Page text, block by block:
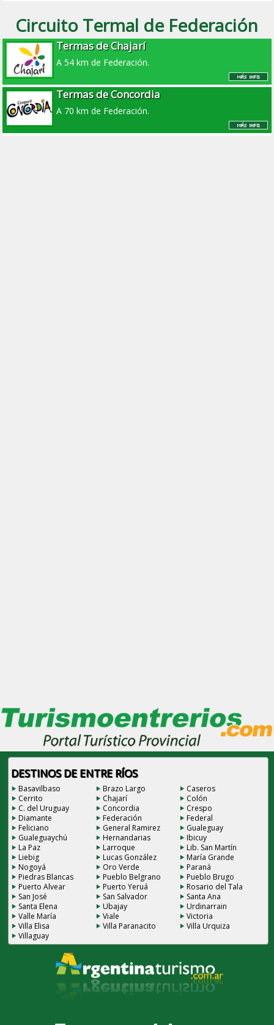
Circuito Termal de Federación
Termas de Chajarí
A 54 km de Federación.
Termas de Concordia
A 70 km de Federación.
DESTINOS DE ENTRE RÍOS
Basavilbaso Brazo Largo
Caseros
Cerrito
Chajarí
Colón
C. del Uruguay
Concordia
Crespo
Diamante
Federación
Federal
Feliciano
General Ramirez
Gualeguay
Gualeguaychú
Hernandarias
Ibicuy
La Paz
Larroque
Lib. San Martín
Liebig
Lucas González
María Grande
Nogoyá
Oro Verde
Paraná
Piedras Blancas
Pueblo Belgrano
Pueblo Brugo
Puerto Alvear
Puerto Yeruá
Rosario del Tala
San José
San Salvador
Santa Ana
Santa Elena
Ubajay
Urdinarrain
Valle María
Viale
Victoria
Villa Elisa
Villa Paranacito
Villa Urquiza
Villaguay